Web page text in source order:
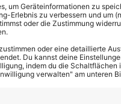
um Geräteinformationen zu
Erlebnis zu verbessern und um
oder die Zustimmung
oder eine detaillierte
Du kannst deine
indem du die
verwalten" am unteren
Gäste nächste
Stars sind am 16.08.26
Schlager“ dabei